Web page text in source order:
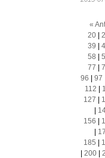
«
20|
39
58
77
96
97
112
127
156
185
200|